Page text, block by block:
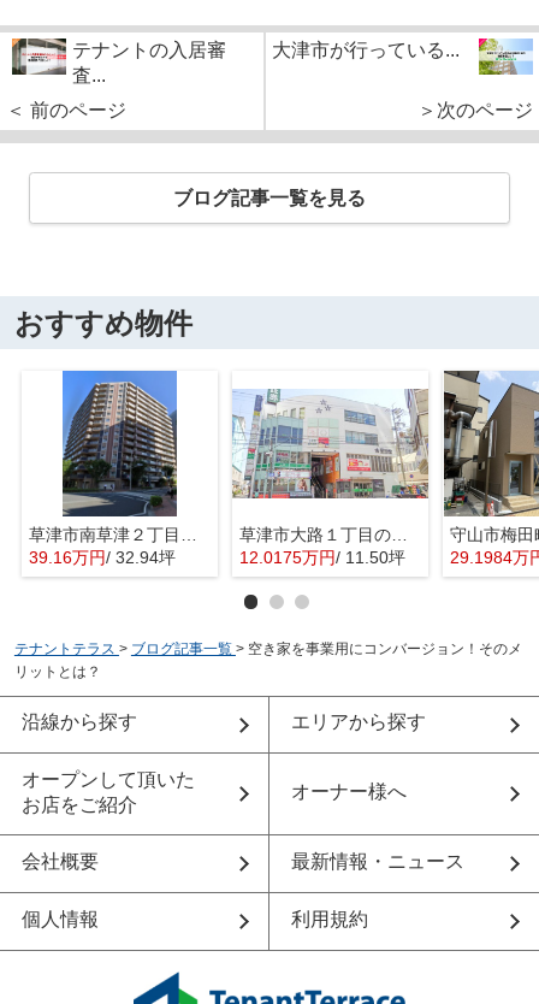
テナントの入居審
査...
＜ 前のページ
大津市が行っている...
＞次のページ
ブログ記事一覧を見る
おすすめ物件
39.16万円/ 32.94坪
草津市大路１丁目の事務所
12.0175万円/ 11.50坪 29.1984万
テナントテラス > ブログ記事一覧 > 空き家を事業用にコンバージョン！そのメ
リットとは？
沿線から探す エリアから探す
オープンして頂いた
お店をご紹介
オーナー様へ
会社概要 最新情報・ニュース
個人情報 利用規約